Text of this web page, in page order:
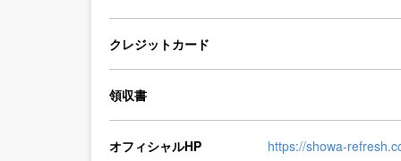
クレジットカード
領収書
オフィシャルHP https://showa-